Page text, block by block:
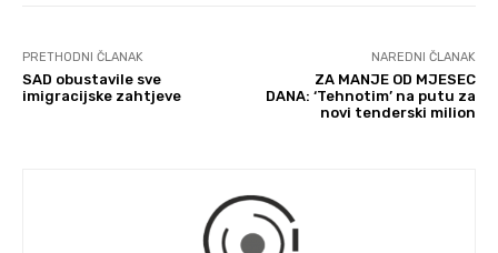
PRETHODNI ČLANAK
SAD obustavile sve
imigracijske zahtjeve
NAREDNI ČLANAK
ZA MANJE OD MJESEC
DANA: ‘Tehnotim’ na putu za
novi tenderski milion